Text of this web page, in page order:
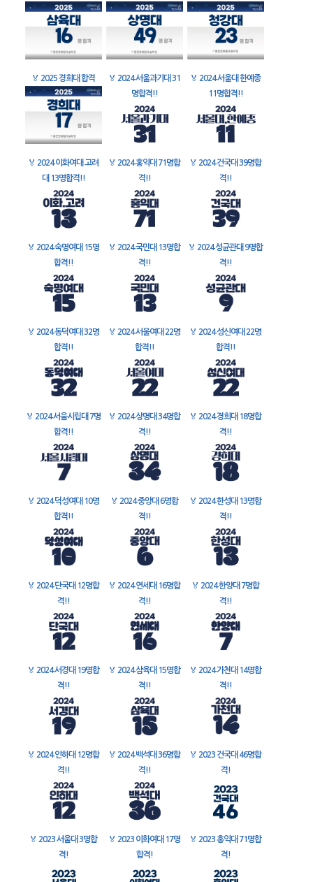
🏅 2025 경희대 합격 🏅 2024 서울과기대 31
명합격!!
🏅 2024 서울대 한예종
11명합격!!
🏅 2024 이화여대 고려
대 13명합격!!
🏅 2024 홍익대 71명합
격!!
🏅 2024 건국대 39명합
격!!
🏅 2024 숙명여대 15명
합격!!
🏅 2024 국민대 13명합
격!!
🏅 2024 성균관대 9명합
격!!
🏅 2024 동덕여대 32명
합격!!
🏅 2024 서울여대 22명
합격!!
🏅 2024 성신여대 22명
합격!!
🏅 2024 서울시립대 7명
합격!!
🏅 2024 상명대 34명합
격!!
🏅 2024 경희대 18명합
격!!
🏅 2024 덕성여대 10명
합격!!
🏅 2024 중앙대 6명합
격!!
🏅 2024 한성대 13명합
격!!
🏅 2024 단국대 12명합
격!!
🏅 2024 연세대 16명합
격!!
🏅 2024 한양대 7명합
격!!
🏅 2024 서경대 19명합
격!!
🏅 2024 삼육대 15명합
격!!
🏅 2024 가천대 14명합
격!!
🏅 2024 인하대 12명합
격!!
🏅 2024 백석대 36명합
격!!
🏅 2023 건국대 46명합
격!
🏅 2023 서울대 3명합
격!
🏅 2023 이화여대 17명
합격!
🏅 2023 홍익대 71명합
격!